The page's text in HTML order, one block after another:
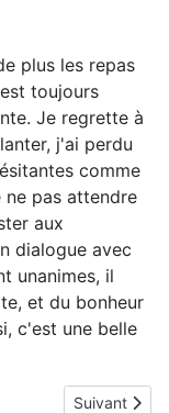
plus les repas
toujours
Je regrette à
j'ai perdu
comme
ne pas attendre
aux
dialogue avec
unanimes, il
et du bonheur
c'est une belle
implantée en
Article
Suivant